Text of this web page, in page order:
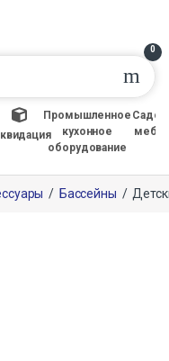
0
Промышленное
кухонное
оборудование
/ Бассейны /